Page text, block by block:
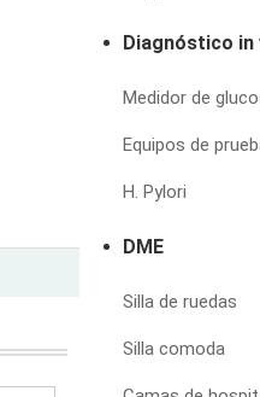
Diagnóstico
Medidor de
Equipos de
H. Pylori
DME
Silla de ruedas
Silla comoda